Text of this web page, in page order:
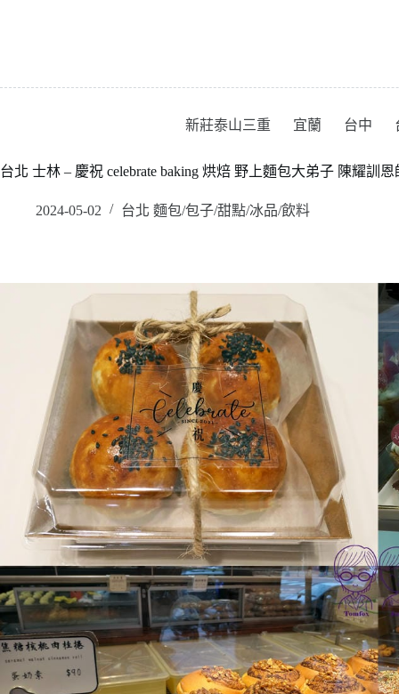
新莊泰山三重 宜蘭 台中
台北 士林 – 慶祝 celebrate baking 烘焙 野上麵包大弟子 陳耀訓
2024-05-02 台北 麵包/包子/甜點/冰品/飲料